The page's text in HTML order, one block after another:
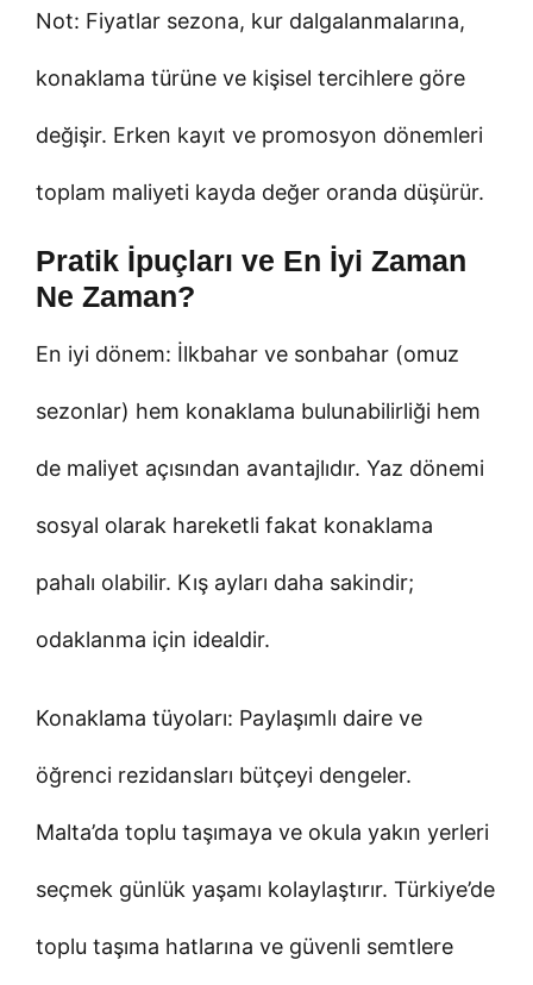
Not: Fiyatlar sezona, kur dalgalanmalarına,
konaklama türüne ve kişisel tercihlere göre
değişir. Erken kayıt ve promosyon dönemleri
toplam maliyeti kayda değer oranda düşürür.
Pratik İpuçları ve En İyi Zaman
Ne Zaman?
En iyi dönem: İlkbahar ve sonbahar (omuz
sezonlar) hem konaklama bulunabilirliği hem
de maliyet açısından avantajlıdır. Yaz dönemi
sosyal olarak hareketli fakat konaklama
pahalı olabilir. Kış ayları daha sakindir;
odaklanma için idealdir.
Konaklama tüyoları: Paylaşımlı daire ve
öğrenci rezidansları bütçeyi dengeler.
Malta’da toplu taşımaya ve okula yakın yerleri
seçmek günlük yaşamı kolaylaştırır. Türkiye’de
toplu taşıma hatlarına ve güvenli semtlere